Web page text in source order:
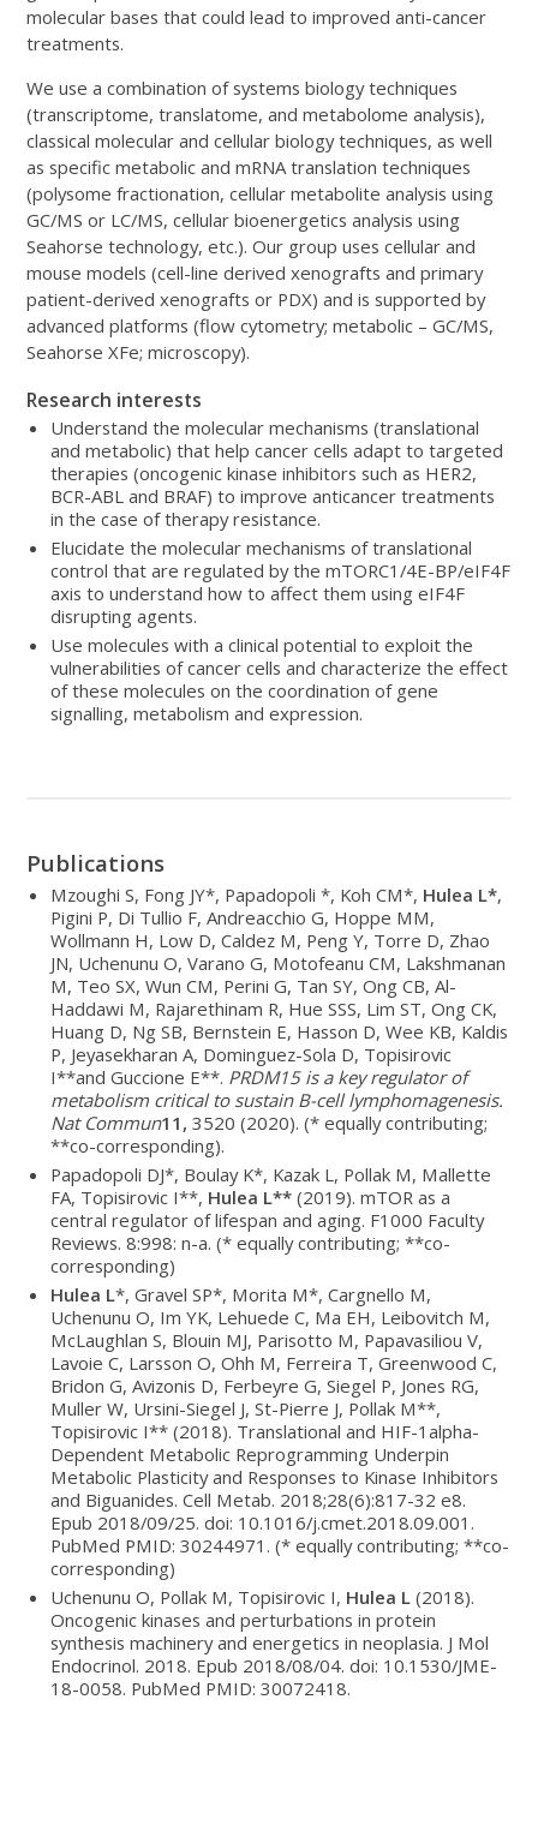
molecular bases that could lead to improved anti-cancer
treatments.
We use a combination of systems biology techniques
(transcriptome, translatome, and metabolome analysis),
classical molecular and cellular biology techniques, as well
as specific metabolic and mRNA translation techniques
(polysome fractionation, cellular metabolite analysis using
GC/MS or LC/MS, cellular bioenergetics analysis using
Seahorse technology, etc.). Our group uses cellular and
mouse models (cell-line derived xenografts and primary
patient-derived xenografts or PDX) and is supported by
advanced platforms (flow cytometry; metabolic – GC/MS,
Seahorse XFe; microscopy).
Research interests
Understand the molecular mechanisms (translational
and metabolic) that help cancer cells adapt to targeted
therapies (oncogenic kinase inhibitors such as HER2,
BCR-ABL and BRAF) to improve anticancer treatments
in the case of therapy resistance.
Elucidate the molecular mechanisms of translational
control that are regulated by the mTORC1/4E-BP/eIF4F
axis to understand how to affect them using eIF4F
disrupting agents.
Use molecules with a clinical potential to exploit the
vulnerabilities of cancer cells and characterize the effect
of these molecules on the coordination of gene
signalling, metabolism and expression.
Publications
Mzoughi S, Fong JY*, Papadopoli *, Koh CM*, Hulea L*,
Pigini P, Di Tullio F, Andreacchio G, Hoppe MM,
Wollmann H, Low D, Caldez M, Peng Y, Torre D, Zhao
JN, Uchenunu O, Varano G, Motofeanu CM, Lakshmanan
M, Teo SX, Wun CM, Perini G, Tan SY, Ong CB, Al-
Haddawi M, Rajarethinam R, Hue SSS, Lim ST, Ong CK,
Huang D, Ng SB, Bernstein E, Hasson D, Wee KB, Kaldis
P, Jeyasekharan A, Dominguez-Sola D, Topisirovic
I**and Guccione E**. PRDM15 is a key regulator of
metabolism critical to sustain B-cell lymphomagenesis.
Nat Commun11,3520 (2020).(* equally contributing;
**co-corresponding).
Papadopoli DJ*, Boulay K*, Kazak L, Pollak M, Mallette
FA, Topisirovic I**, Hulea L** (2019). mTOR as a
central regulator of lifespan and aging. F1000 Faculty
Reviews. 8:998: n-a. (* equally contributing; **co-
corresponding)
Hulea L*, Gravel SP*, Morita M*, Cargnello M,
Uchenunu O, Im YK, Lehuede C, Ma EH, Leibovitch M,
McLaughlan S, Blouin MJ, Parisotto M, Papavasiliou V,
Lavoie C, Larsson O, Ohh M, Ferreira T, Greenwood C,
Bridon G, Avizonis D, Ferbeyre G, Siegel P, Jones RG,
Muller W, Ursini-Siegel J, St-Pierre J, Pollak M**,
Topisirovic I** (2018). Translational and HIF-1alpha-
Dependent Metabolic Reprogramming Underpin
Metabolic Plasticity and Responses to Kinase Inhibitors
and Biguanides. Cell Metab. 2018;28(6):817-32 e8.
Epub 2018/09/25. doi: 10.1016/j.cmet.2018.09.001.
PubMed PMID: 30244971. (* equally contributing; **co-
corresponding)
Uchenunu O, Pollak M, Topisirovic I, Hulea L (2018).
Oncogenic kinases and perturbations in protein
synthesis machinery and energetics in neoplasia. J Mol
Endocrinol. 2018. Epub 2018/08/04. doi: 10.1530/JME-
18-0058. PubMed PMID: 30072418.